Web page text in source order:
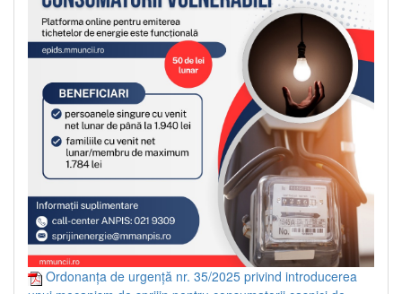
Ordonanța de urgență nr. 35/2025 privind introducerea